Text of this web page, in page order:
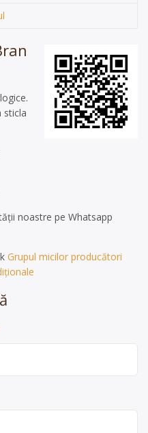
sticla
noastre pe Whatsapp
Grupul micilor producători